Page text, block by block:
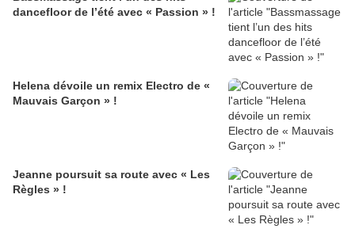
dancefloor de l’été avec « Passion » !
Helena dévoile un remix Electro de «
Mauvais Garçon » !
Jeanne poursuit sa route avec « Les
Règles » !